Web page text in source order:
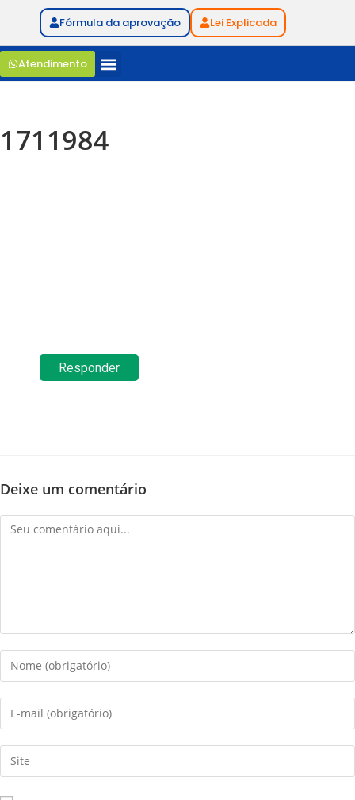
Fórmula da aprovação Lei Explicada
Atendimento
1711984
Responder
Deixe um comentário